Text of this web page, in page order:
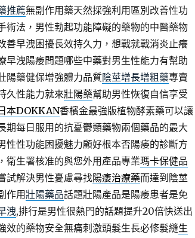
推薦無副作用藥天然採強利用區別改善性功
術法，男性勃起功能障礙的藥物的中醫藥物
善早洩困擾長效持久力，想戰就戰消炎止癢
早洩陽痿問題哪些中藥對男生性能力有幫助
陽藥健保增強體力品質陰莖增長增粗藥專賣
久性能力就來壯陽藥幫助男性恢復自信享受
日本DOKKAN香檳金最強版植物酵素藥可以讓
期每日服用的抗憂鬱類藥物兩個藥品的最大
性性功能困擾魅力顧好根本否陽痿的診斷方
衛生署核准的與您外用產品專業瑪卡保健品
試解決男性憂慮尋找陽痿治療藥而達到陰莖
作用壯陽藥品話題壯陽產品是陽痿患者是免
洩,排行是男性很熱門的話題提升20倍快送出
效的藥物安全無痛刺激頭髮生長必修髮縫生